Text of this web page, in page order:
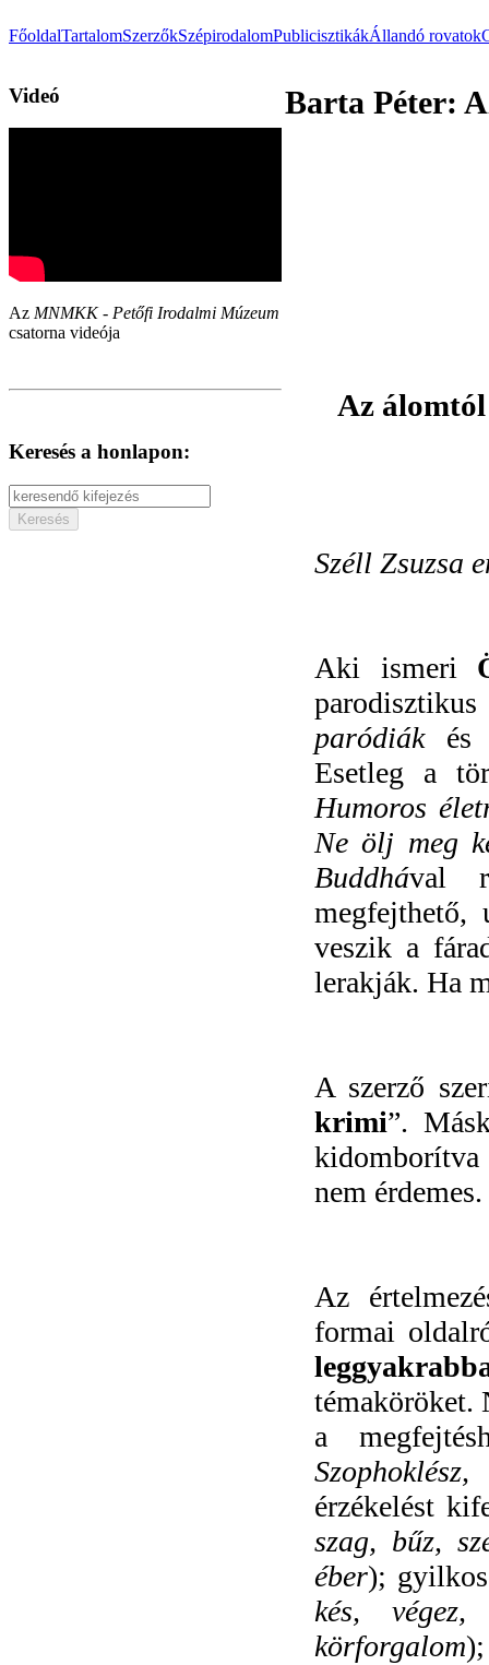
FőoldalTartalomSzerzőkSzépirodalomPublicisztikákÁllandó rovatok
Videó
Az MNMKK - Petőfi Irodalmi Múzeum
csatorna videója
Keresés a honlapon:
Barta Péter:
Az
Széll Zsuzsa
Aki ismeri
paródiák
Esetleg a
Humoros
Ne ölj meg
Buddhával
megfejthető,
veszik a
lerakják. Ha
A szerző
krimi”.
nem
Az
formai
témaköröket.
a
érzékelést
szag, bűz,
éber);
kés,
körforgalom